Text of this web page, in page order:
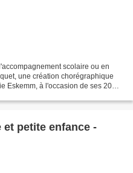
scolaire ou en
une création chorégraphique
Eskemm, à l'occasion de ses 20
petite enfance -